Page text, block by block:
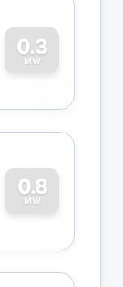
0.3
MW
0
0.8
MW
0